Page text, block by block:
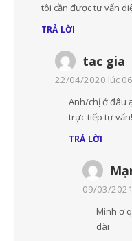
tôi cần được tư vấn
TRẢ LỜI
tac gia
22/04/2020 lúc
Anh/chị ở đâu
trực tiếp tư
TRẢ LỜI
09/03/
Mình ơ
dài